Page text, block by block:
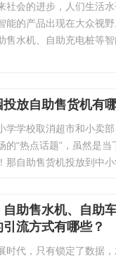
社会的进步，人们生活
能的产品出现在大众视野
售水机、自助充电桩等
放自助售货机有
学学校取消超市和小卖
的“热点话题”，虽然是
那自助售货机投放到中
自助售水机、自助
流方式有哪些？
时代，只有锁定了数据